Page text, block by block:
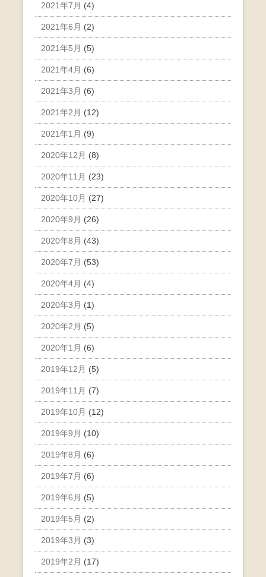
2021年7月 (4)
2021年6月 (2)
2021年5月 (5)
2021年4月 (6)
2021年3月 (6)
2021年2月 (12)
2021年1月 (9)
2020年12月 (8)
2020年11月 (23)
2020年10月 (27)
2020年9月 (26)
2020年8月 (43)
2020年7月 (53)
2020年4月 (4)
2020年3月 (1)
2020年2月 (5)
2020年1月 (6)
2019年12月 (5)
2019年11月 (7)
2019年10月 (12)
2019年9月 (10)
2019年8月 (6)
2019年7月 (6)
2019年6月 (5)
2019年5月 (2)
2019年3月 (3)
2019年2月 (17)